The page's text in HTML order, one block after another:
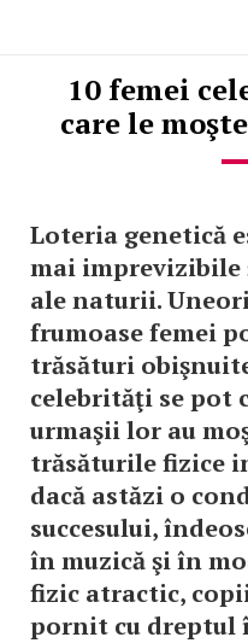
10 femei
care le
Loteria genetică
mai
ale naturii.
frumoase femei
trăsături
celebrităţi se pot
urmaşii lor au
trăsăturile fizice
dacă astăzi o
succesului,
în muzică şi în
fizic atractic,
pornit cu dreptul